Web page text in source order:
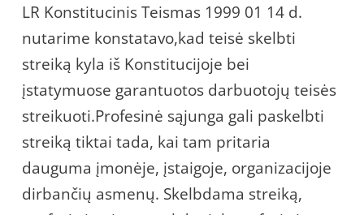
LR Konstitucinis Teismas 1999 01 14 d.
nutarime konstatavo,kad teisė skelbti
streiką kyla iš Konstitucijoje bei
įstatymuose garantuotos darbuotojų teisės
streikuoti.Profesinė sąjunga gali paskelbti
streiką tiktai tada, kai tam pritaria
dauguma įmonėje, įstaigoje, organizacijoje
dirbančių asmenų. Skelbdama streiką,